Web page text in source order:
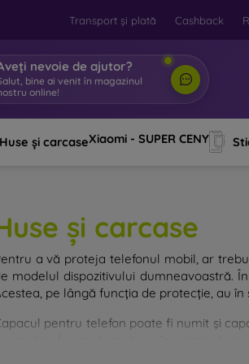
Transport și plată Cashback
nevoie de ajutor?
bine ai venit în magazin|
Huse și carcaseXiaomi - SUPER CENY
și carcase
a vă proteja telefonul mobil, ar
modelul dispozitivului dumneavoastră.
pe lângă funcția de protecție, au
pentru telefon poate fi numit și